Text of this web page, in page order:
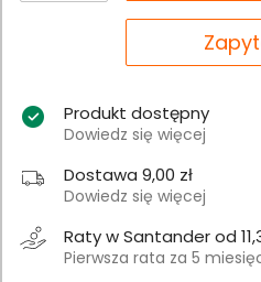
Produkt dostępny
Dowiedz się więcej
Dostawa 9,00 zł
Dowiedz się więcej
Raty w Santander od
Pierwsza rata za 5